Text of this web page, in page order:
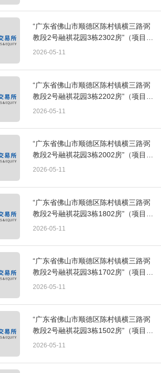
“广东省佛山市顺德区陈村镇横三路弼
教段2号融祺花园3栋2302房”（项目编
号：FSAE[2026]A109）转让项目成交
2026-05-11
“广东省佛山市顺德区陈村镇横三路弼
教段2号融祺花园3栋2202房”（项目编
号：FSAE[2026]A108）转让项目成交
2026-05-11
“广东省佛山市顺德区陈村镇横三路弼
教段2号融祺花园3栋2002房”（项目编
号：FSAE[2026]A107）转让项目成交
2026-05-11
“广东省佛山市顺德区陈村镇横三路弼
教段2号融祺花园3栋1802房”（项目编
号：FSAE[2026]A106）转让项目成交
2026-05-11
“广东省佛山市顺德区陈村镇横三路弼
教段2号融祺花园3栋1702房”（项目编
号：FSAE[2026]A105）转让项目成交
2026-05-11
“广东省佛山市顺德区陈村镇横三路弼
教段2号融祺花园3栋1502房”（项目编
号：FSAE[2026]A104）转让项目成交
2026-05-11